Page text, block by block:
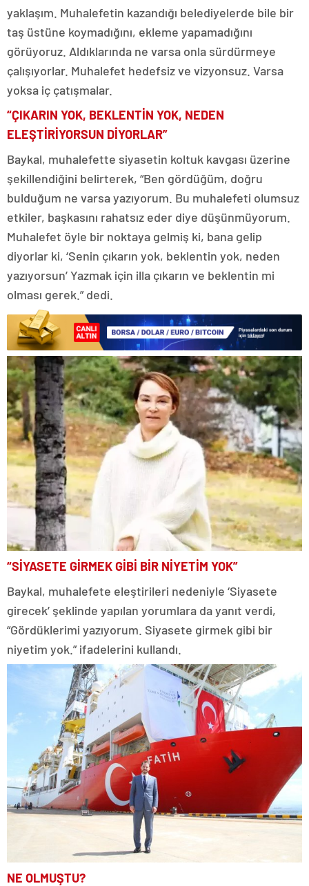
yaklaşım. Muhalefetin kazandığı belediyelerde bile bir
taş üstüne koymadığını, ekleme yapamadığını
görüyoruz. Aldıklarında ne varsa onla sürdürmeye
çalışıyorlar. Muhalefet hedefsiz ve vizyonsuz. Varsa
yoksa iç çatışmalar.
“ÇIKARIN YOK, BEKLENTİN YOK, NEDEN
ELEŞTİRİYORSUN DİYORLAR”
Baykal, muhalefette siyasetin koltuk kavgası üzerine
şekillendiğini belirterek, “Ben gördüğüm, doğru
bulduğum ne varsa yazıyorum. Bu muhalefeti olumsuz
etkiler, başkasını rahatsız eder diye düşünmüyorum.
Muhalefet öyle bir noktaya gelmiş ki, bana gelip
diyorlar ki, ‘Senin çıkarın yok, beklentin yok, neden
yazıyorsun’ Yazmak için illa çıkarın ve beklentin mi
olması gerek.” dedi.
“SİYASETE GİRMEK GİBİ BİR NİYETİM YOK”
Baykal, muhalefete eleştirileri nedeniyle ‘Siyasete
girecek’ şeklinde yapılan yorumlara da yanıt verdi,
“Gördüklerimi yazıyorum. Siyasete girmek gibi bir
niyetim yok.” ifadelerini kullandı.
NE OLMUŞTU?